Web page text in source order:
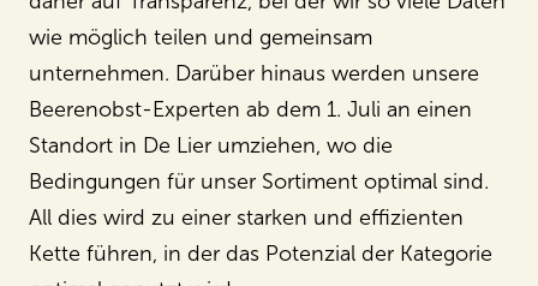
wie möglich teilen und gemeinsam
unternehmen. Darüber hinaus werden unsere
Beerenobst-Experten ab dem 1. Juli an einen
Standort in De Lier umziehen, wo die
Bedingungen für unser Sortiment optimal sind.
All dies wird zu einer starken und effizienten
Kette führen, in der das Potenzial der Kategorie